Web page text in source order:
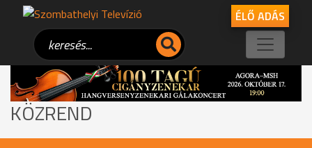
ÉLŐ ADÁS
KÖZREND